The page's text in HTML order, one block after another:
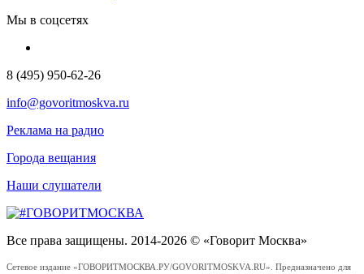
Мы в соцсетях
8 (495) 950-62-26
info@govoritmoskva.ru
Реклама на радио
Города вещания
Наши слушатели
Все права защищены. 2014-2026 © «Говорит Москва»
Сетевое издание «ГОВОРИТМОСКВА.РУ/GOVORITMOSKVA.RU». Предназначено для